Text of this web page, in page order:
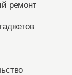
ремонт